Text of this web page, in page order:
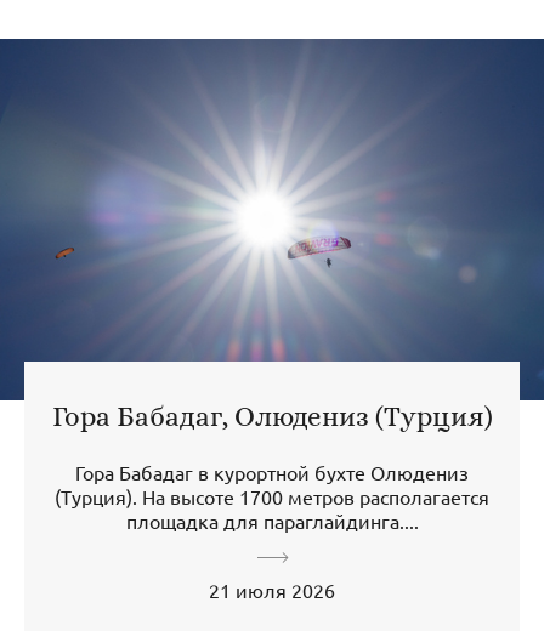
Гора Бабадаг, Олюдениз (Турция)
Гора Бабадаг в курортной бухте Олюдениз
(Турция). На высоте 1700 метров располагается
площадка для параглайдинга....
21 июля 2026